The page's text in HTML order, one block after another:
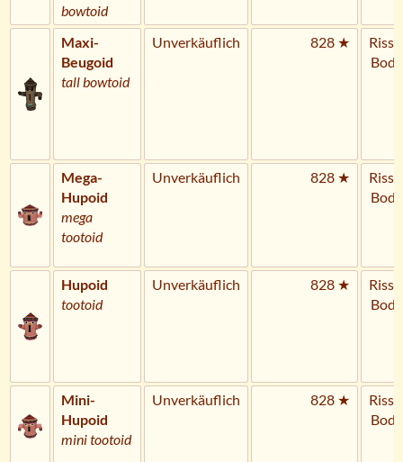
bowtoid
Maxi-
Beugoid
tall bowtoid
Unverkäuflich 828 ★
Riss
Mega-
Hupoid
mega
tootoid
Unverkäuflich 828 ★
Riss
Hupoid
tootoid
Unverkäuflich 828 ★
Riss
Mini-
Hupoid
mini tootoid
Unverkäuflich 828 ★
Riss